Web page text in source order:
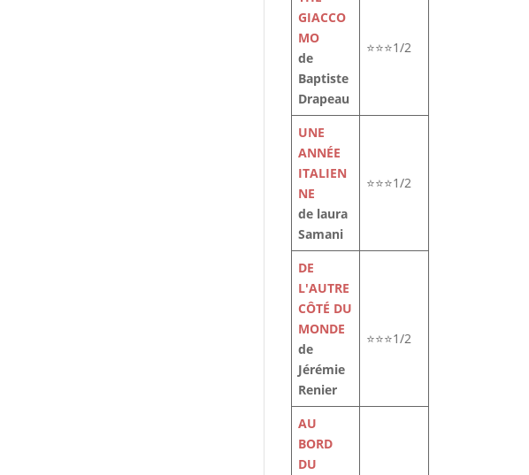
GIACCO
MO
de
Baptiste
Drapeau
⭐⭐⭐1/2
UNE
ANNÉE
ITALIEN
NE
de laura
Samani
⭐⭐⭐1/2
DE
L'AUTRE
CÔTÉ DU
MONDE
de
Jérémie
Renier
⭐⭐⭐1/2
AU
BORD
DU